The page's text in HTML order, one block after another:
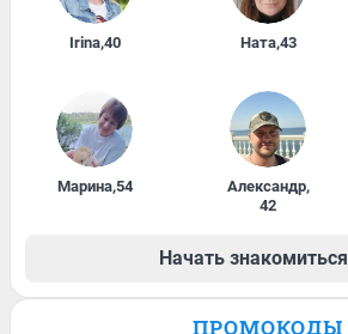
Irina,40 Ната,43
Марина,54 Александр,
42
Начать знакомиться
ПРОМОКОДЫ